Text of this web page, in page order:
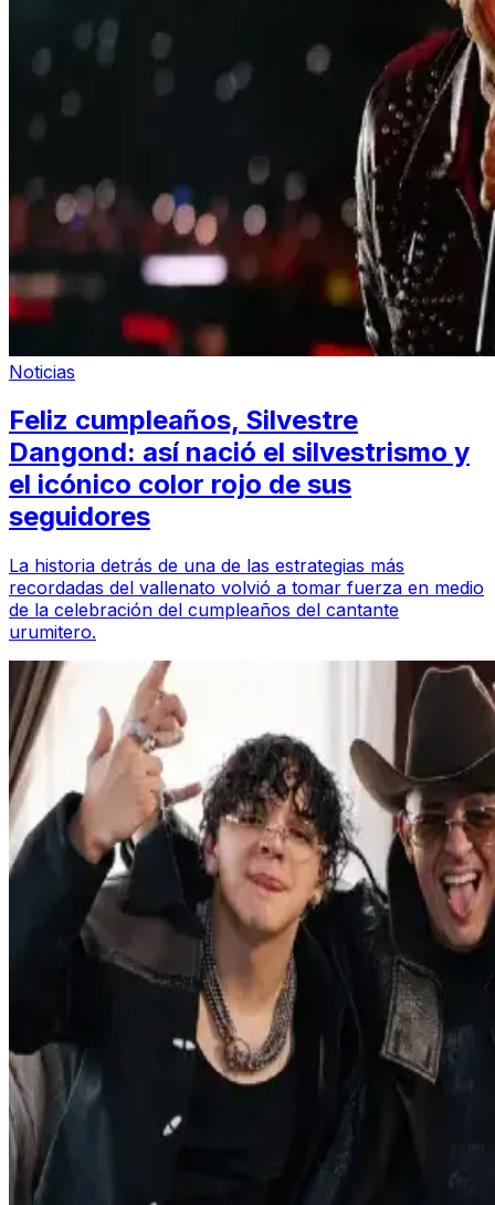
Noticias
Feliz cumpleaños, Silvestre
Dangond: así nació el silvestrismo y
el icónico color rojo de sus
seguidores
La historia detrás de una de las estrategias más
recordadas del vallenato volvió a tomar fuerza en medio
de la celebración del cumpleaños del cantante
urumitero.